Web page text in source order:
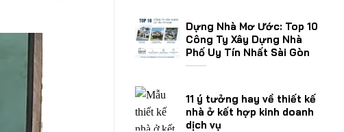
Dựng Nhà Mơ Ước: Top 10
Công Ty Xây Dựng Nhà
Phố Uy Tín Nhất Sài Gòn
11 ý tưởng hay về thiết kế
nhà ở kết hợp kinh doanh
dịch vụ